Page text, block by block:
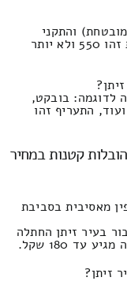
והתקני
זגוגית אשר שוקלים הרבה עם הנפה העלות זהו 550 ולא יותר
לדוגמה: בובקט,
התעריף זהו
קטנות במחיר
מאסיבית בסביבת
בעיר זיתן החתלה
זיתן?